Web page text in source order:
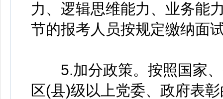
力、逻辑思维能力、业务能
节的报考人员按规定缴纳面
5.加分政策。按照国家、
区(县)级以上党委、政府表